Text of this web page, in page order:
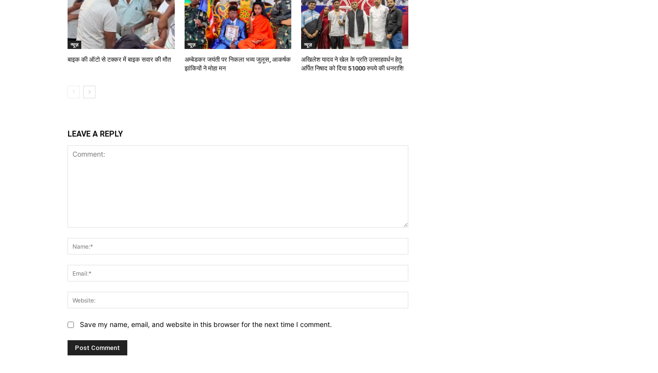
न्यूज़
बाइक की ऑटो से टक्कर में बाइक सवार की मौत
न्यूज़
अम्बेडकर जयंती पर निकला भव्य जुलूस, आकर्षक
झांकियों ने मोहा मन
न्यूज़
अखिलेश यादव ने खेल के प्रति उत्साहवर्धन हेतु
अर्पित निषाद को दिया 51000 रुपये की धनराशि
LEAVE A REPLY
Save my name, email, and website in this browser for the next time I comment.